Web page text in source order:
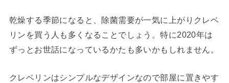
乾燥する季節になると、除菌需要が一気に上がりクレベ
リンを買う人も多くなることでしょう。特に2020年は
ずっとお世話になっているかたも多いかもしれません。
クレベリンはシンプルなデザインなので部屋に置きやす